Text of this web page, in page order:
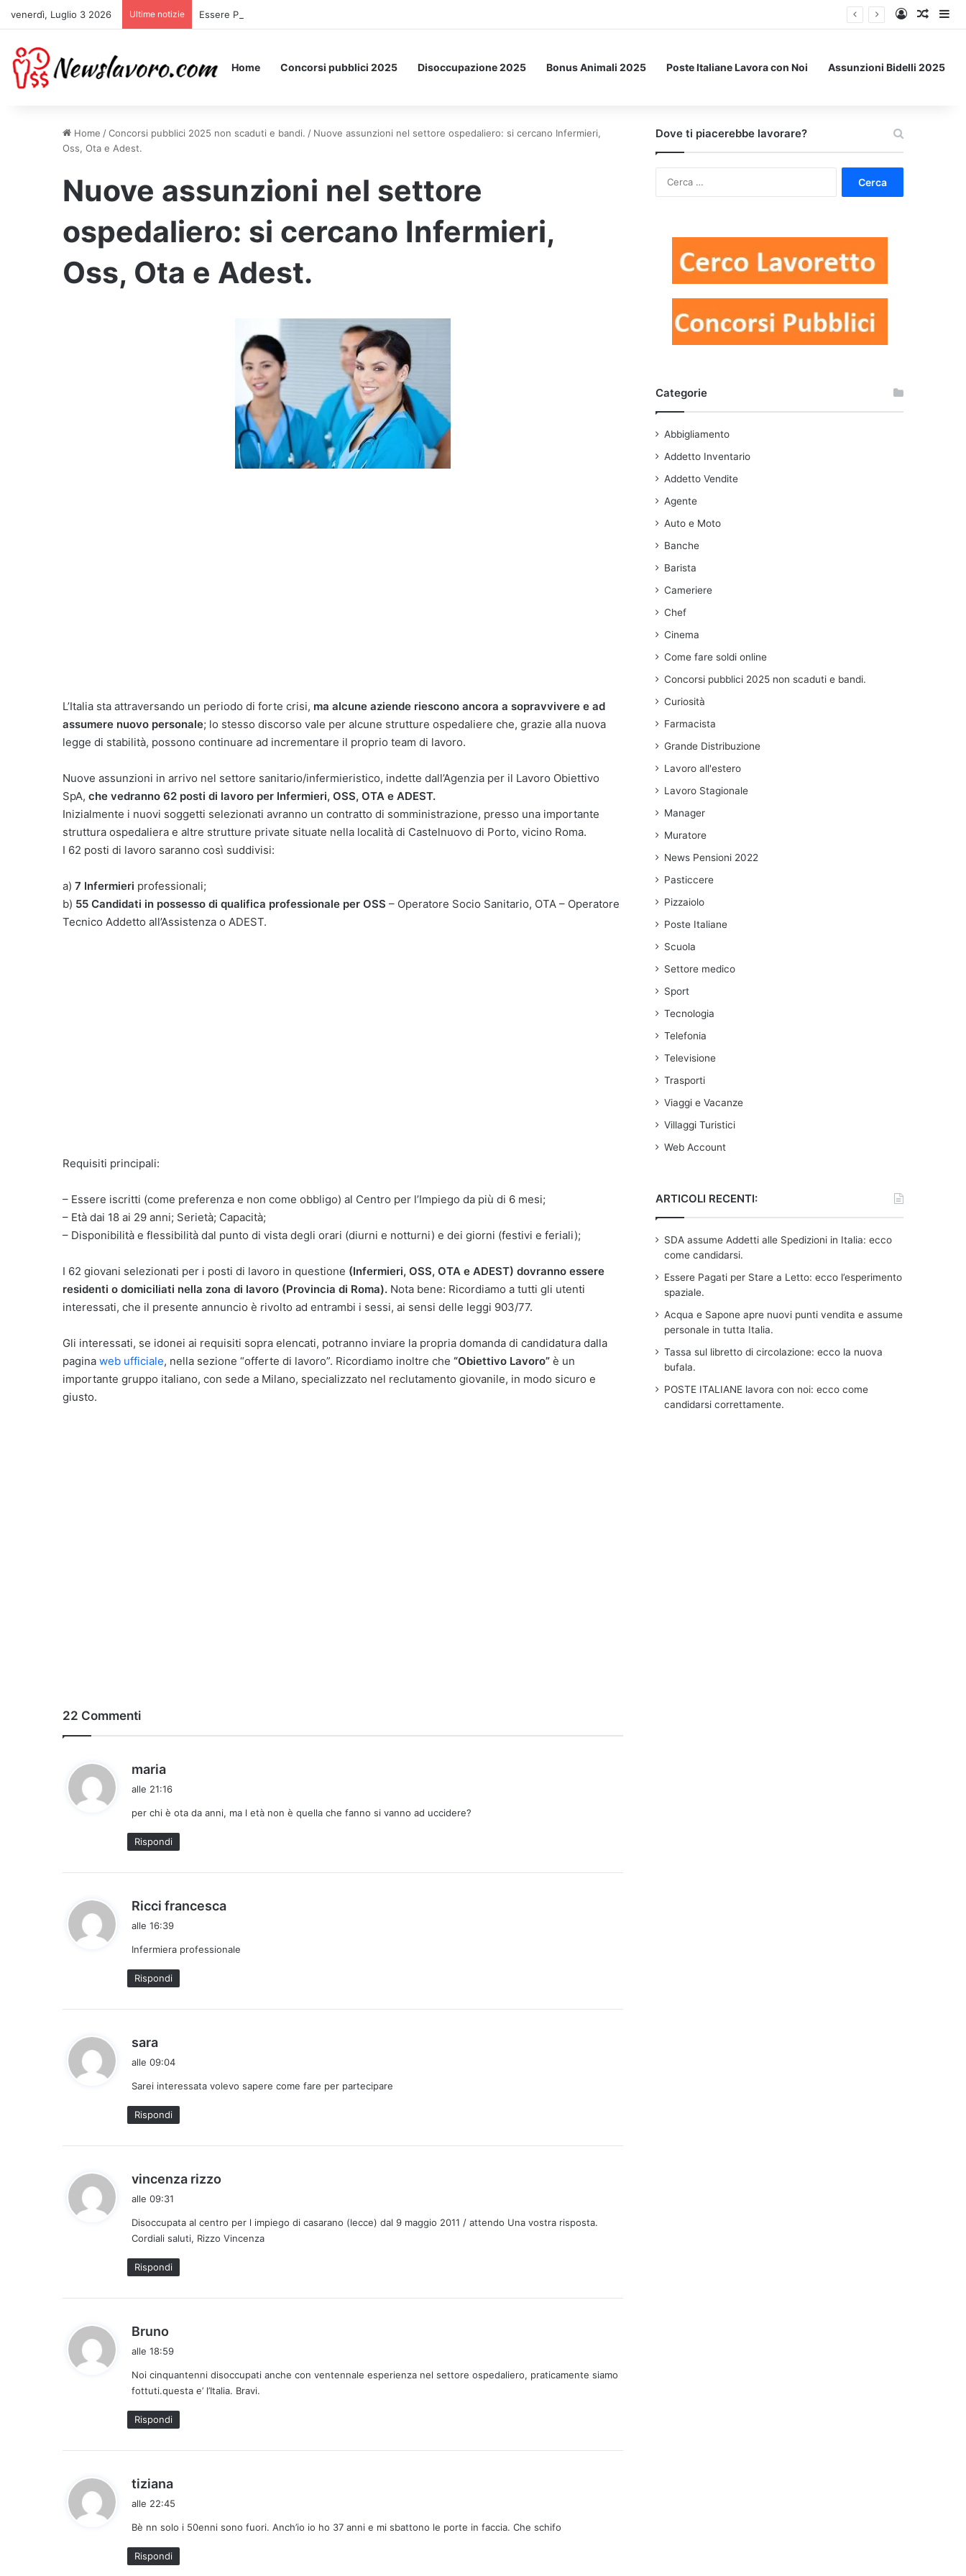
venerdì, Luglio 3 2026 Ultime notizie Essere Pagati per Stare a Letto: ecco l’esperimento spaziale. Accedi
Un
Home Concorsi pubblici 2025 Disoccupazione 2025 Bonus Animali 2025 Poste Italiane Lavora con Noi Assunzioni Bidelli 2025
Home /Concorsi pubblici 2025 non scaduti e bandi. / Nuove assunzioni nel settore ospedaliero: si cercano Infermieri,
Oss, Ota e Adest.
Nuove assunzioni nel settore
ospedaliero: si cercano Infermieri,
Oss, Ota e Adest.
L’Italia sta attraversando un periodo di forte crisi, ma alcune aziende riescono ancora a sopravvivere e ad
assumere nuovo personale; lo stesso discorso vale per alcune strutture ospedaliere che, grazie alla nuova
legge di stabilità, possono continuare ad incrementare il proprio team di lavoro.
Nuove assunzioni in arrivo nel settore sanitario/infermieristico, indette dall’Agenzia per il Lavoro Obiettivo
SpA, che vedranno 62 posti di lavoro per Infermieri, OSS, OTA e ADEST.
Inizialmente i nuovi soggetti selezionati avranno un contratto di somministrazione, presso una importante
struttura ospedaliera e altre strutture private situate nella località di Castelnuovo di Porto, vicino Roma.
I 62 posti di lavoro saranno così suddivisi:
a) 7 Infermieri professionali;
b) 55 Candidati in possesso di qualifica professionale per OSS – Operatore Socio Sanitario, OTA – Operatore
Tecnico Addetto all’Assistenza o ADEST.
Requisiti principali:
– Essere iscritti (come preferenza e non come obbligo) al Centro per l’Impiego da più di 6 mesi;
– Età dai 18 ai 29 anni; Serietà; Capacità;
– Disponibilità e flessibilità dal punto di vista degli orari (diurni e notturni) e dei giorni (festivi e feriali);
I 62 giovani selezionati per i posti di lavoro in questione (Infermieri, OSS, OTA e ADEST) dovranno essere
residenti o domiciliati nella zona di lavoro (Provincia di Roma). Nota bene: Ricordiamo a tutti gli utenti
interessati, che il presente annuncio è rivolto ad entrambi i sessi, ai sensi delle leggi 903/77.
Gli interessati, se idonei ai requisiti sopra elencati, potranno inviare la propria domanda di candidatura dalla
pagina web ufficiale, nella sezione “offerte di lavoro”. Ricordiamo inoltre che “Obiettivo Lavoro” è un
importante gruppo italiano, con sede a Milano, specializzato nel reclutamento giovanile, in modo sicuro e
giusto.
22 Commenti
maria
e
t
t
alle 21:16
per chi è ota da anni, ma l età non è quella che fanno si vanno ad uccidere?
Rispondi
Ricci francesca
e
alle 16:39
Infermiera professionale
Rispondi
sara
e
t
t
alle 09:04
Sarei interessata volevo sapere come fare per partecipare
Rispondi
vincenza rizzo
e
t
alle 09:31
Disoccupata al centro per l impiego di casarano (lecce) dal 9 maggio 2011 / attendo Una vostra risposta.
Cordiali saluti, Rizzo Vincenza
Rispondi
Bruno
e
t
t
o
alle 18:59
Noi cinquantenni disoccupati anche con ventennale esperienza nel settore ospedaliero, praticamente siamo
fottuti.questa e’ l’Italia. Bravi.
Rispondi
tiziana
e
t
t
alle 22:45
Bè nn solo i 50enni sono fuori. Anch’io io ho 37 anni e mi sbattono le porte in faccia. Che schifo
Rispondi
Dove ti piacerebbe lavorare?
Categorie
Abbigliamento
Addetto Inventario
Addetto Vendite
Agente
Auto e Moto
Banche
Barista
Cameriere
Chef
Cinema
Come fare soldi online
Concorsi pubblici 2025 non scaduti e bandi.
Curiosità
Farmacista
Grande Distribuzione
Lavoro all'estero
Lavoro Stagionale
Manager
Muratore
News Pensioni 2022
Pasticcere
Pizzaiolo
Poste Italiane
Scuola
Settore medico
Sport
Tecnologia
Telefonia
Televisione
Trasporti
Viaggi e Vacanze
Villaggi Turistici
Web Account
ARTICOLI RECENTI:
SDA assume Addetti alle Spedizioni in Italia: ecco
come candidarsi.
Essere Pagati per Stare a Letto: ecco l’esperimento
spaziale.
Acqua e Sapone apre nuovi punti vendita e assume
personale in tutta Italia.
Tassa sul libretto di circolazione: ecco la nuova
bufala.
POSTE ITALIANE lavora con noi: ecco come
candidarsi correttamente.